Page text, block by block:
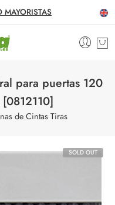
MAYORISTAS
para puertas 120
de Cintas Tiras
SOLD OUT